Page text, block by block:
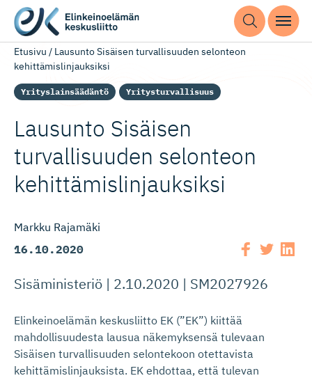
Etusivu / Lausunto Sisäisen turvallisuuden selonteon
kehittämislinjauksiksi
Yrityslainsäädäntö Yritysturvallisuus
Lausunto Sisäisen
turvallisuuden selonteon
kehittämis­lin­jauksiksi
Markku Rajamäki
16.10.2020
Sisäministeriö | 2.10.2020 | SM2027926
Elinkeinoelämän keskusliitto EK (”EK”) kiittää
mahdollisuudesta lausua näkemyksensä tulevaan
Sisäisen turvallisuuden selontekoon otettavista
kehittämislinjauksista. EK ehdottaa, että tulevan